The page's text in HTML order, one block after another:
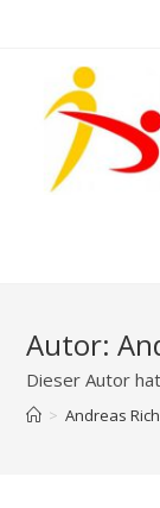
Autor:
Dieser Autor
> Andreas